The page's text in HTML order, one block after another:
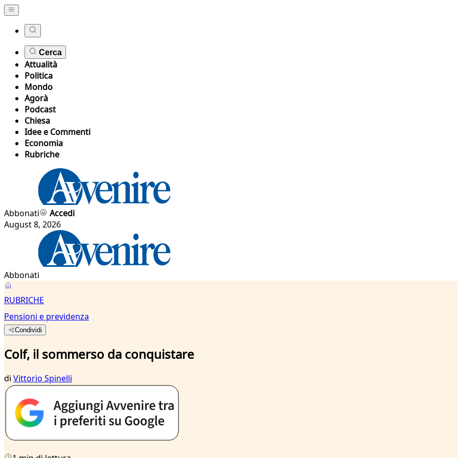
Cerca
Attualità
Politica
Mondo
Agorà
Podcast
Chiesa
Idee e Commenti
Economia
Rubriche
Abbonati
Accedi
August 8, 2026
Abbonati
RUBRICHE
Pensioni e previdenza
Condividi
Colf, il sommerso da conquistare
di Vittorio Spinelli